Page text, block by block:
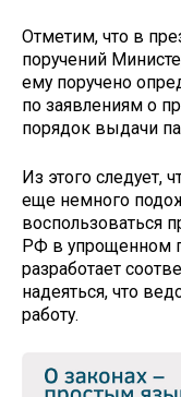
Отметим, что в
поручений
ему поручено
по заявлениям о
порядок выдачи
Из этого следует,
еще немного
воспользоваться
РФ в упрощенном
разработает
надеяться, что
работу.